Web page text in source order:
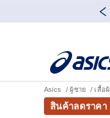
Asics ผู้ชาย เสื้อ
สินค้าลดราคา